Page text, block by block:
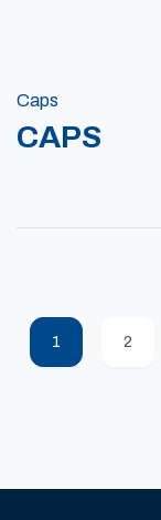
Caps
CAPS
1 2